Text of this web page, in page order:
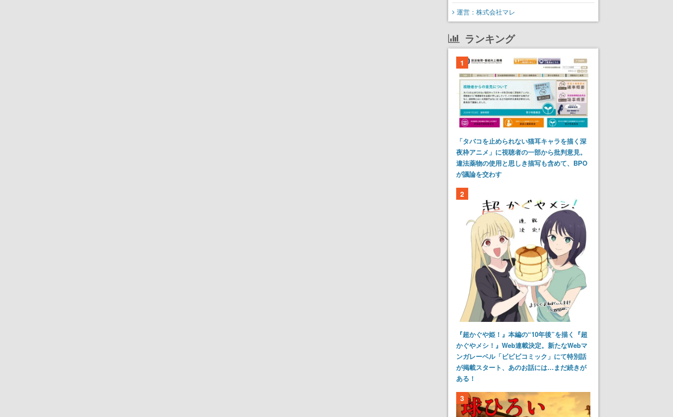
運営：株式会社マレ
ランキング
1
「タバコを止められない猫耳キャラを描く深
夜枠アニメ」に視聴者の一部から批判意見。
違法薬物の使用と思しき描写も含めて、BPO
が議論を交わす
2
『超かぐや姫！』本編の“10年後”を描く『超
かぐやメシ！』Web連載決定。新たなWebマ
ンガレーベル「ビビビコミック」にて特別話
が掲載スタート、あのお話には…まだ続きが
ある！
3